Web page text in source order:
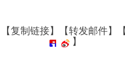
复制链接】【转发邮件】
】